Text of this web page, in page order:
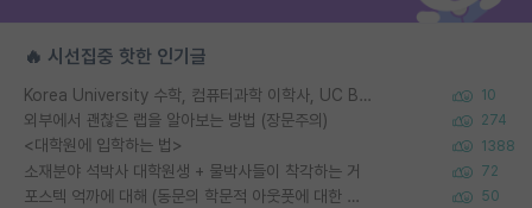
🔥 시선집중 핫한 인기글
Korea University 수학, 컴퓨터과학 이학사, UC Berkeley 산업공학 대학원 공학박사가 되는 것은 쉽지 않겠죠? 10
외부에서 괜찮은 랩을 알아보는 방법 (장문주의) 274
<대학원에 입학하는 법> 1388
소재분야 석박사 대학원생 + 물박사들이 착각하는 거 72
포스텍 억까에 대해 (동문의 학문적 아웃풋에 대한 반박) 50